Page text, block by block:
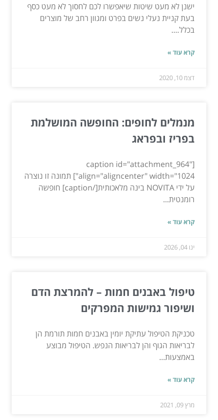
ישנן לא מעט שיטות שיאפשרו לכם לחסוך לא מעט כסף
בעת קניית נעלי נשים בפרט ומגוון רחב של מוצרים
בכלל....
קרא עוד »
דצמ 10, 2020
מנמלים לחופים: החופשה המושלמת
בפריז ובפראג
[caption id="attachment_964"
align="aligncenter" width="1024"] תמונה זו נוצרה
על ידי NOVITA בינה מלאכותית[/caption] חופשה
רומנטית...
קרא עוד »
ינו 04, 2026
טיפול באבנים חמות – להמרצת הדם
ושיפור גמישות המפרקים
טכניקת הטיפול עתיקת יומין באבנים חמות תורמת הן
לבריאות הגוף והן לבריאות הנפש. הטיפול מבוצע
באמצעות...
קרא עוד »
מרץ 09, 2021